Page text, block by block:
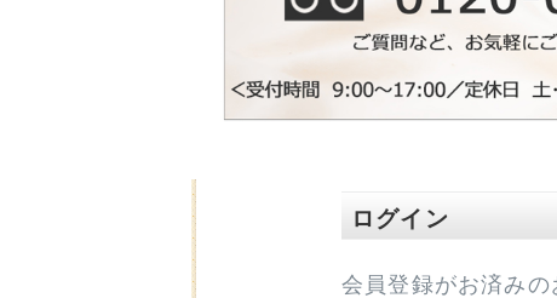
ログイン
会員登録がお済みの